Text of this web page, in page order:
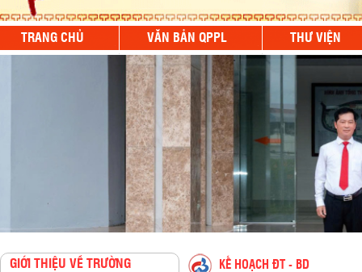
TRANG CHỦ VĂN BẢN QPPL THƯ VIỆN
GIỚI THIỆU VỀ TRƯỜNG
KẾ HOẠCH ĐT - BD